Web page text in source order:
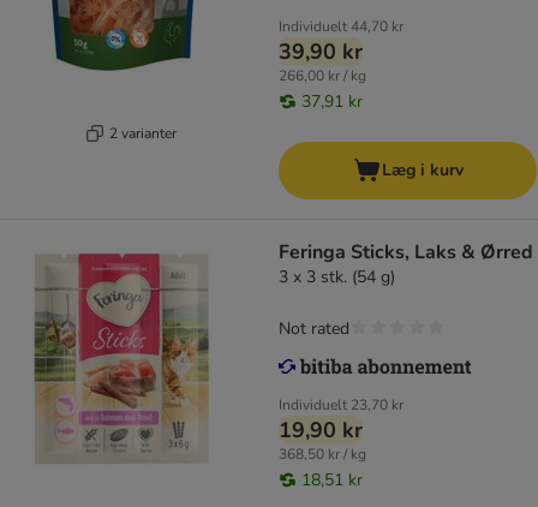
2 varianter
Individuelt44,70 kr
39,90 kr
266,00 kr / kg
37,91 kr
Læg i kurv
Feringa Sticks, Laks & Ørred
3 x 3 stk. (54 g)
Individuelt 23,70 kr
19,90 kr
368,50 kr / kg
18,51 kr
Not rated